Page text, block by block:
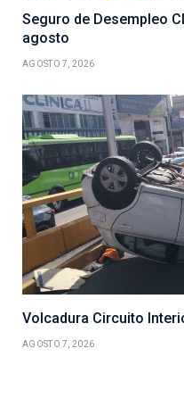
Seguro de Desempleo
agosto
AGOSTO 7, 2026
Volcadura Circuito
AGOSTO 7, 2026